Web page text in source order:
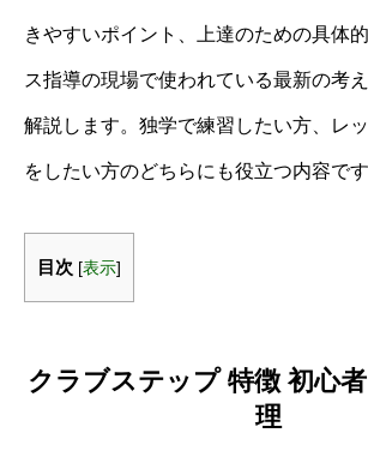
きやすいポイント、上達のための具体
ス指導の現場で使われている最新の考
解説します。独学で練習したい方、レ
をしたい方のどちらにも役立つ内容です
目次 [表示]
クラブステップ 特徴 初心
理